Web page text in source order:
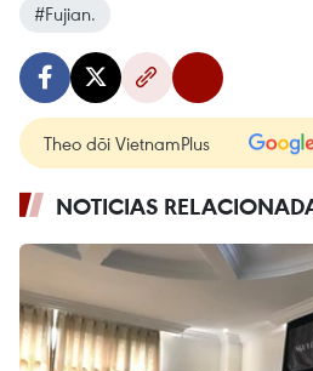
#Fujian.
Theo dõi VietnamPlus
NOTICIAS